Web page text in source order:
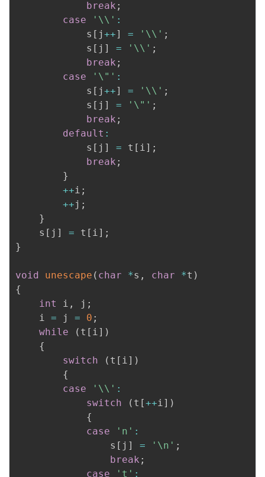
break ;
case
'\\' :
            s
[ j ++] = '\\' ;
            s
[ j ] = '\\' ;
break ;
case
'\"' :
            s
[ j ++] = '\\' ;
            s
[ j ] = '\"' ;
break ;
default :
            s
[ j ] = t [ i] ;
break ;
}
++i ;
++j ;
}
    s
[ j ] = t [ i] ;
}
void unescape ( char *s , char *t )
{
int
i , j ;
    i
= j = 0 ;
while
( t [ i] )
{
switch
( t [ i] )
{
case
'\\' :
switch
( t [++i] )
{
case
'n' :
                s
[ j ] = '\n' ;
break ;
case
't' :